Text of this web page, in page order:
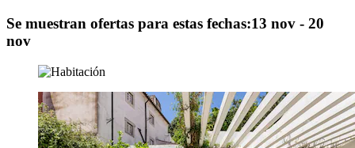
Se muestran ofertas para estas fechas:13 nov - 20
nov